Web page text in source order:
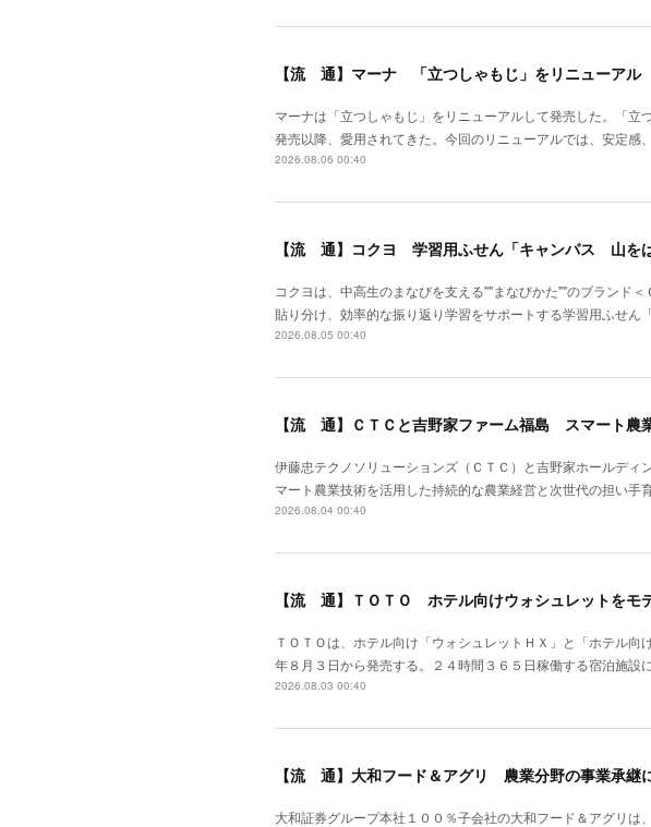
【流 通】マーナ 「立つしゃもじ」をリニューアル
マーナは「立つしゃもじ」をリニューアルして発売した。「
発売以降、愛用されてきた。今回のリニューアルでは、安定
2026.08.06 00:40
【流 通】コクヨ 学習用ふせん「キャンパス 山を
コクヨは、中高生のまなびを支える""まなびかた""のブランド
貼り分け、効率的な振り返り学習をサポートする学習用ふせ
2026.08.05 00:40
【流 通】ＣＴＣと吉野家ファーム福島 スマート農
伊藤忠テクノソリューションズ（ＣＴＣ）と吉野家ホールデ
マート農業技術を活用した持続的な農業経営と次世代の担
2026.08.04 00:40
【流 通】ＴＯＴＯ ホテル向けウォシュレットをモ
ＴＯＴＯは、ホテル向け「ウォシュレットＨＸ」と「ホテル
年８月３日から発売する。２４時間３６５日稼働する宿泊施
2026.08.03 00:40
【流 通】大和フード＆アグリ 農業分野の事業承継
大和証券グループ本社１００％子会社の大和フード＆アグリ